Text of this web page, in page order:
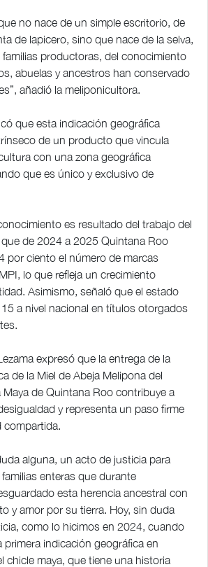
no nace de un simple escritorio, de
de lapicero, sino que nace de la selva,
productoras, del conocimiento
abuelas y ancestros han conservado
añadió la meliponicultora.
que esta indicación geográfica
de un producto que vincula
con una zona geográfica
que es único y exclusivo de
es resultado del trabajo del
de 2024 a 2025 Quintana Roo
por ciento el número de marcas
lo que refleja un crecimiento
Asimismo, señaló que el estado
a nivel nacional en títulos otorgados
expresó que la entrega de la
de la Miel de Abeja Melipona del
de Quintana Roo contribuye a
y representa un paso firme
compartida.
alguna, un acto de justicia para
enteras que durante
esta herencia ancestral con
y amor por su tierra. Hoy, sin duda
como lo hicimos en 2024, cuando
primera indicación geográfica en
chicle maya, que tiene una historia